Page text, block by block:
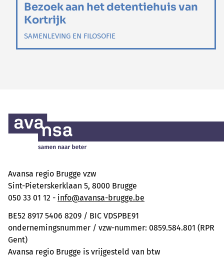
Bezoek aan het detentiehuis van
Kortrijk
SAMENLEVING EN FILOSOFIE
Avansa regio Brugge vzw
Sint-Pieterskerklaan 5, 8000 Brugge
050 33 01 12 - info@avansa-brugge.be
BE52 8917 5406 8209 / BIC VDSPBE91
ondernemingsnummer / vzw-nummer: 0859.584.801 (RPR
Gent)
Avansa regio Brugge is vrijgesteld van btw